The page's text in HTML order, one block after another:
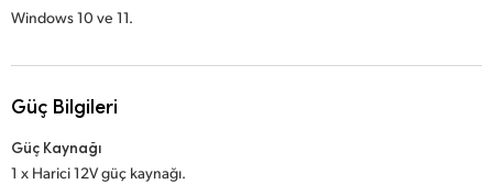
Windows 10 ve 11.
Güç Bilgileri
Güç Kaynağı
1 x Harici 12V güç kaynağı.